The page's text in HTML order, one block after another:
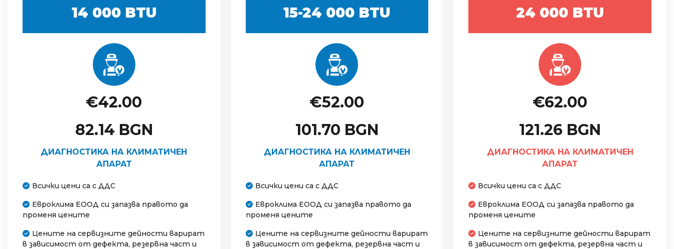
14 000 BTU
€42.00
82.14 BGN
ДИАГНОСТИКА НА КЛИМАТИЧЕН
АПАРАТ
Всички цени са с ДДС
Евроклима ЕООД си запазва правото да
променя цените
Цените на сервизните дейности варират
в зависимост от дефекта, резервна част и
15-24 000 BTU
€52.00
101.70 BGN
ДИАГНОСТИКА НА КЛИМАТИЧЕН
АПАРАТ
Всички цени са с ДДС
Евроклима ЕООД си запазва правото да
променя цените
Цените на сервизните дейности варират
в зависимост от дефекта, резервна част и
24 000 BTU
€62.00
121.26 BGN
ДИАГНОСТИКА НА КЛИМАТИЧЕН
АПАРАТ
Всички цени са с ДДС
Евроклима ЕООД си запазва правото да
променя цените
Цените на сервизните дейности варират
в зависимост от дефекта, резервна част и